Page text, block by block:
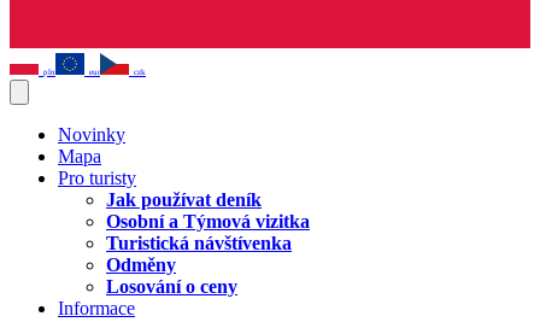
pln eur czk
Novinky
Mapa
Pro turisty
Jak používat deník
Osobní a Týmová vizitka
Turistická návštívenka
Odměny
Losování o ceny
Informace